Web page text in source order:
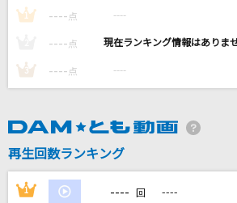
Ado
back number
Mr.Children
[生音]ロング・バージョン
稲垣潤一
1 ---- 点 ----
---- 点 ----
3 ---- 点 ----
再生回数ランキング
1 ---- 回 ----